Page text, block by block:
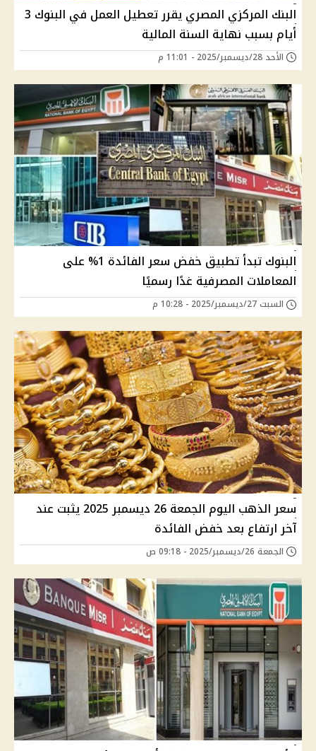
البنك المركزي المصري يقرر تعطيل العمل في البنوك 3
أيام بسبب نهاية السنة المالية
الأحد 28/ديسمبر/2025 - 11:01 م
البنوك تبدأ تطبيق خفض سعر الفائدة 1% على
المعاملات المصرفية غدًا رسميًا
السبت 27/ديسمبر/2025 - 10:28 م
سعر الذهب اليوم الجمعة 26 ديسمبر 2025 يثبت عند
آخر ارتفاع بعد خفض الفائدة
الجمعة 26/ديسمبر/2025 - 09:18 ص